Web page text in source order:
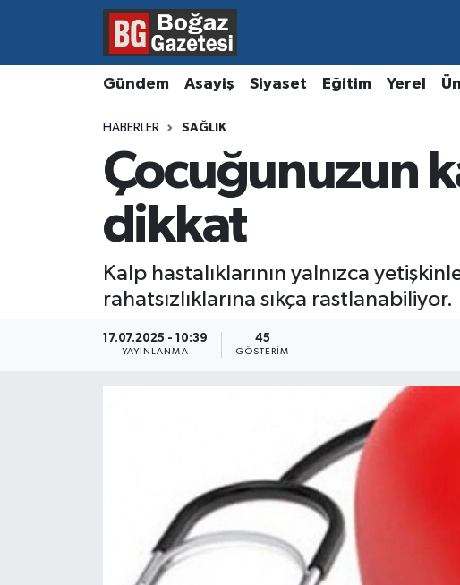
Gündem Asayiş Siyaset Eğitim Yerel
HABERLER SAĞLIK
Çocuğunuzun
dikkat
Kalp hastalıklarının yalnızca
rahatsızlıklarına sıkça rastlanabiliyor.
17.07.2025 - 10:39
YAYINLANMA
45
GÖSTERIM
Asayiş
Ekonomi
Magazin
Resmi İlanlar
Hava Durumu
Süper Lig Puan Durumu ve Fikstür
Tüm Manşetler
Haber Arşivi